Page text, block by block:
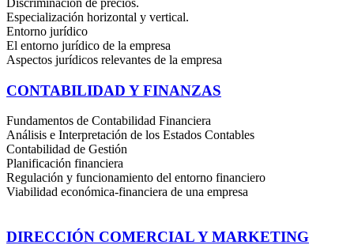
Discriminación de precios.
Especialización horizontal y vertical.
Entorno jurídico
El entorno jurídico de la empresa
Aspectos jurídicos relevantes de la empresa
CONTABILIDAD Y FINANZAS
Fundamentos de Contabilidad Financiera
Análisis e Interpretación de los Estados Contables
Contabilidad de Gestión
Planificación financiera
Regulación y funcionamiento del entorno financiero
Viabilidad económica-financiera de una empresa
DIRECCIÓN COMERCIAL Y MARKETING